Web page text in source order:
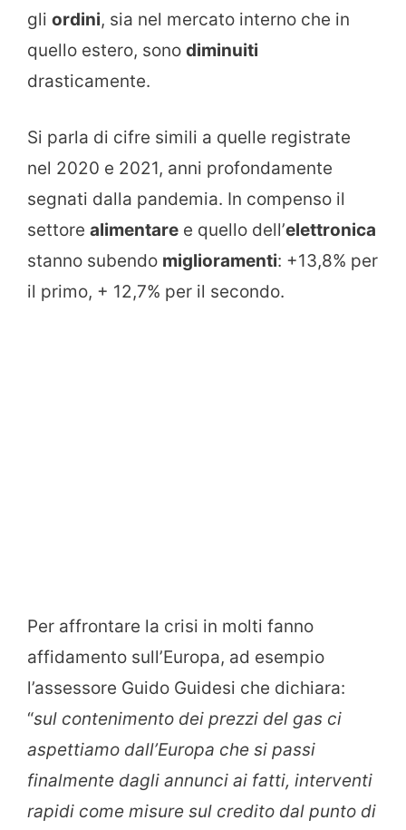
gli ordini, sia nel mercato interno che in
quello estero, sono diminuiti
drasticamente.
Si parla di cifre simili a quelle registrate
nel 2020 e 2021, anni profondamente
segnati dalla pandemia. In compenso il
settore alimentare e quello dell’elettronica
stanno subendo miglioramenti: +13,8% per
il primo, + 12,7% per il secondo.
Per affrontare la crisi in molti fanno
affidamento sull’Europa, ad esempio
l’assessore Guido Guidesi che dichiara:
“sul contenimento dei prezzi del gas ci
aspettiamo dall’Europa che si passi
finalmente dagli annunci ai fatti, interventi
rapidi come misure sul credito dal punto di